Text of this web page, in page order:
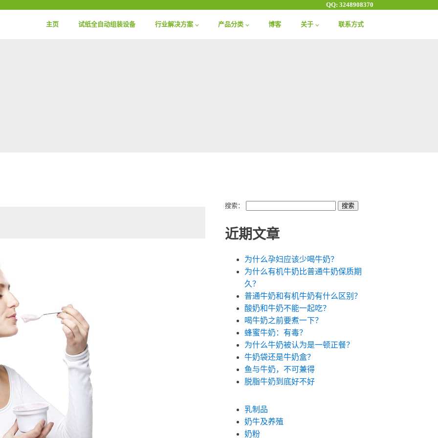
QQ: 3248908370
主页 试纸全自动组装设备 行业解决方案 产品分类 博客 关于 联系方式
搜索：
近期文章
为什么孕妇应该少喝牛奶？
为什么有机牛奶比普通牛奶保质期
久？
普通牛奶和有机牛奶有什么区别？
酸奶和牛奶不能一起吃？
喝牛奶之前要煮一下？
蜂蜜牛奶：有毒？
为什么牛奶被认为是一顿正餐？
牛奶袋还是牛奶盒？
鱼与牛奶，不可兼得
脱脂牛奶到底好不好
乳制品
奶牛及养殖
奶粉